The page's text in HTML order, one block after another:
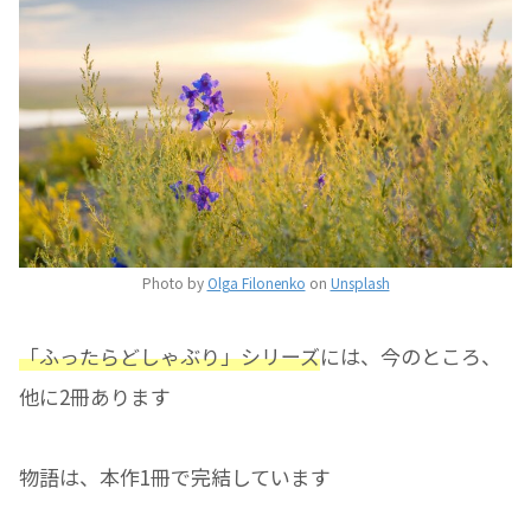
Photo by Olga Filonenko on Unsplash
「ふったらどしゃぶり」シリーズには、今のところ、
他に2冊あります
物語は、本作1冊で完結しています